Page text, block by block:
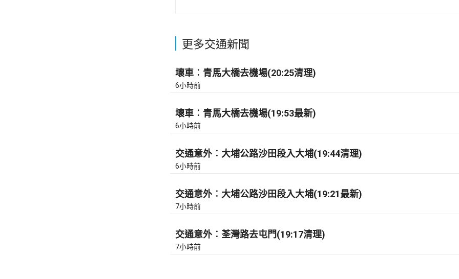
更多交通新聞
壞車︰青馬大橋去機場(20:25清理)
6小時前
壞車︰青馬大橋去機場(19:53最新)
6小時前
交通意外︰大埔公路沙田段入大埔(19:44清理)
6小時前
交通意外︰大埔公路沙田段入大埔(19:21最新)
7小時前
交通意外︰荃灣路去屯門(19:17清理)
7小時前